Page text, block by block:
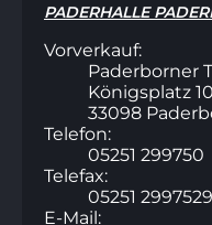
PADERHALLE
Vorverkauf:
Paderborner
Königsplatz 10
33098
Telefon:
05251 299750
Telefax:
05251 2997529
E-Mail: